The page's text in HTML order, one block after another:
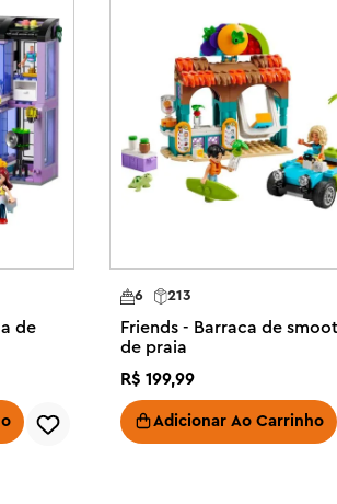
da vida
Music
uma figura
de
com rostos
cupcakes,
de
213
6
Friends - Barraca de
de praia
R$ 199,99
Adicionar Ao Carrinho